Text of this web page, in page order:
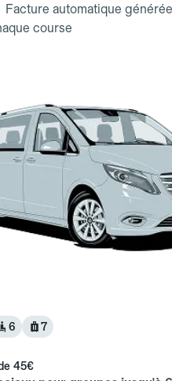
Facture automatique
course
6 7
45€